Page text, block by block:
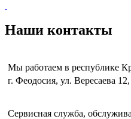
Наши контакты
Мы работаем в республике
г. Феодосия, ул. Вересаева
Сервисная служба,